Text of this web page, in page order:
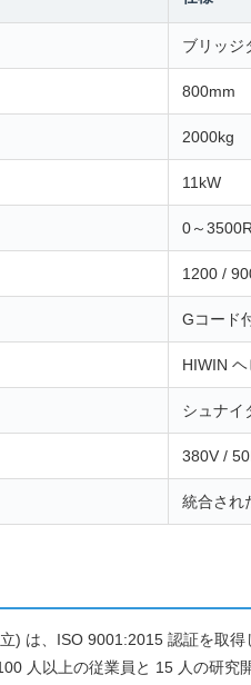
ブリッジ
800mm
2000kg
11kW
0～
1200 /
Gコード
HIWIN
シュナイ
380V /
統合され
は、ISO 9001:2015 認証を取
人以上の従業員と 15 人の研